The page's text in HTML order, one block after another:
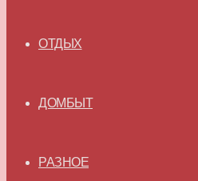
ОТДЫХ
ДОМБЫТ
РАЗНОЕ